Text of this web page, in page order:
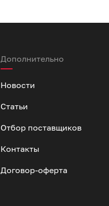
Дополнительно
Новости
Статьи
Отбор поставщиков
Контакты
Договор-оферта